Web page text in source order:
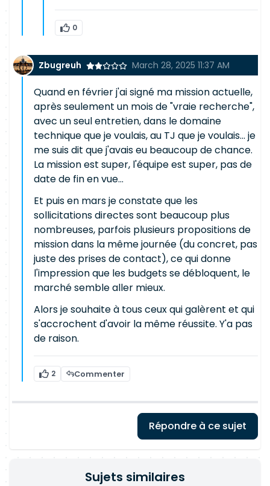
0
Zbugreuh March 28, 2025 11:37 AM
Quand en février j'ai signé ma mission actuelle,
après seulement un mois de "vraie recherche",
avec un seul entretien, dans le domaine
technique que je voulais, au TJ que je voulais... je
me suis dit que j'avais eu beaucoup de chance.
La mission est super, l'équipe est super, pas de
date de fin en vue...
Et puis en mars je constate que les
sollicitations directes sont beaucoup plus
nombreuses, parfois plusieurs propositions de
mission dans la même journée (du concret, pas
juste des prises de contact), ce qui donne
l'impression que les budgets se débloquent, le
marché semble aller mieux.
Alors je souhaite à tous ceux qui galèrent et qui
s'accrochent d'avoir la même réussite. Y'a pas
de raison.
2 Commenter
Répondre à ce sujet
Sujets similaires